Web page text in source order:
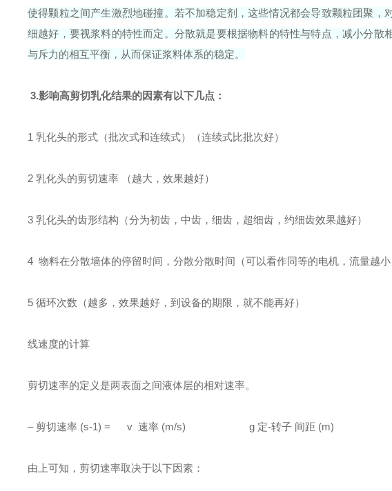
使得颗粒之间产生激烈地碰撞。若不加稳定剂，这些情况都会导致颗粒团聚
细越好，要视浆料的特性而定。分散就是要根据物料的特性与特点，减小分
与斥力的相互平衡，从而保证浆料体系的稳定。
3.影响高剪切乳化结果的因素有以下几点：
1 乳化头的形式（批次式和连续式）（连续式比批次好）
2 乳化头的剪切速率 （越大，效果越好）
3 乳化头的齿形结构（分为初齿，中齿，细齿，超细齿，约细齿效果越好）
4 物料在分散墙体的停留时间，分散分散时间（可以看作同等的电机，流量越小
5 循环次数（越多，效果越好，到设备的期限，就不能再好）
线速度的计算
剪切速率的定义是两表面之间液体层的相对速率。
– 剪切速率 (s-1) = v 速率 (m/s) g 定-转子 间距 (m)
由上可知，剪切速率取决于以下因素：